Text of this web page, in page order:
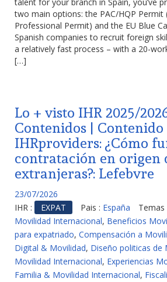
two main options: the PAC/HQP Permit
Professional Permit) and the EU Blue
Spanish companies to recruit foreign
a relatively fast process – with a 20-
[…]
Lo + visto IHR 2025/
Contenidos | Contenido
IHRproviders: ¿Cómo
contratación en origen
extranjeras?: Lefebvre
23/07/2026
IHR :
EXPAT Pais : España Temas
Movilidad Internacional, Beneficios
para expatriado, Compensación a
Digital & Movilidad, Diseño politicas de
Movilidad Internacional, Experiencias
Familia & Movilidad Internacional,